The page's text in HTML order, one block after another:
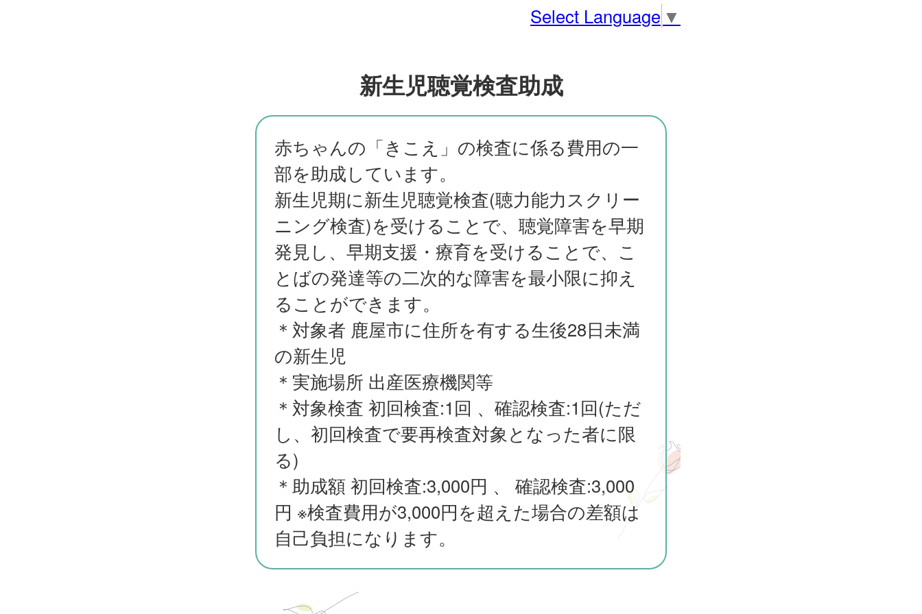
Select Language ▼
新生児聴覚検査助成
赤ちゃんの「きこえ」の検査に係る費用の一
部を助成しています。
新生児期に新生児聴覚検査(聴力能力スクリー
ニング検査)を受けることで、聴覚障害を早期
発見し、早期支援・療育を受けることで、こ
とばの発達等の二次的な障害を最小限に抑え
ることができます。
＊対象者 鹿屋市に住所を有する生後28日未満
の新生児
＊実施場所 出産医療機関等
＊対象検査 初回検査:1回 、確認検査:1回(ただ
し、初回検査で要再検査対象となった者に限
る)
＊助成額 初回検査:3,000円 、 確認検査:3,000
円 ※検査費用が3,000円を超えた場合の差額は
自己負担になります。